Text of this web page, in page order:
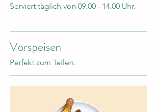
Serviert täglich von 09.00 - 14.00 Uhr.
Vorspeisen
Perfekt zum Teilen.